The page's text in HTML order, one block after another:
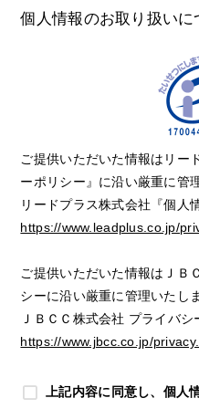
個人情報のお取り扱いに
ご提供いただいた情報はリー
ーポリシー』に沿い厳重に管
リードプラス株式会社『個人
https://www.leadplus.co.jp/
ご提供いただいた情報はＪＢ
シーに沿い厳重に管理いたし
ＪＢＣＣ株式会社 プライバシ
https://www.jbcc.co.jp/
上記内容に同意し、個人